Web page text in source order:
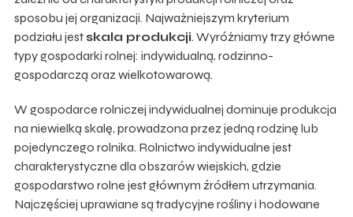
sposobu jej organizacji. Najważniejszym kryterium
podziału jestskala produkcji. Wyróżniamy trzy główne
typy gospodarki rolnej: indywidualną, rodzinno-
gospodarczą oraz wielkotowarową.
W gospodarce rolniczej indywidualnej dominuje produkcja
na niewielką skalę, prowadzona przez jedną rodzinę lub
pojedynczego rolnika. Rolnictwo indywidualne jest
charakterystyczne dla obszarów wiejskich, gdzie
gospodarstwo rolne jest głównym źródłem utrzymania.
Najczęściej uprawiane są tradycyjne rośliny i hodowane